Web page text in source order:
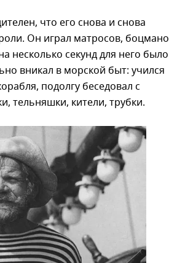
что его снова и снова
Он играл матросов,
несколько секунд для него было
вникал в морской быт: учился
подолгу беседовал с
тельняшки, кители, трубки.